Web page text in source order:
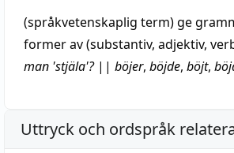
(språkvetenskaplig term) ge
former av (substantiv, adjektiv,
man 'stjäla'?|| böjer, böjde, böjt,
Uttryck och ordspråk